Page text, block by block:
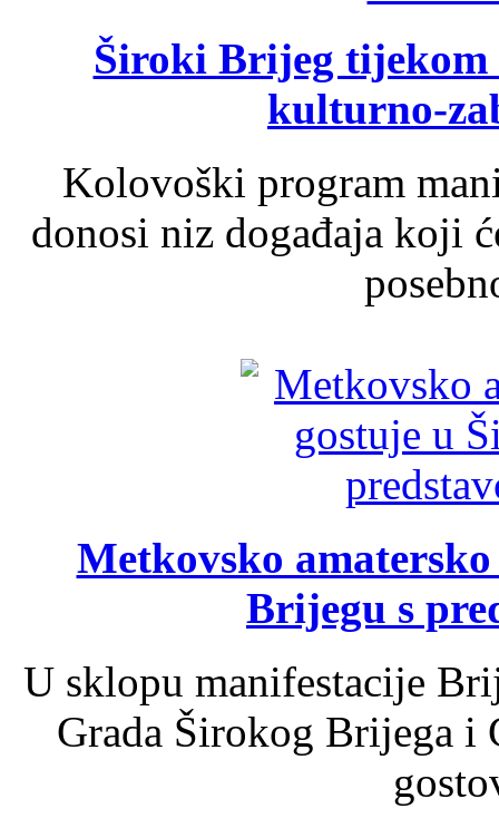
Široki Brijeg tijekom
kulturno-
Kolovoški program
donosi niz događaja koji
Metkovsko
Brijegu s
U sklopu manifestacije
Grada Širokog Brijega